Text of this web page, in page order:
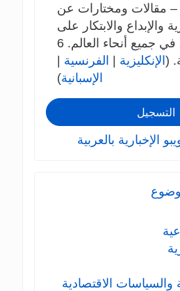
– مقالات ومختارات عن
والإبداع والابتكار على
أرض الواقع في جميع أنحاء العالم. 6
(الإنكليزية | الفرنسية |
الإسبانية)
التسجيل
الإخبارية بالعربية
والسياسات الاقتصادية